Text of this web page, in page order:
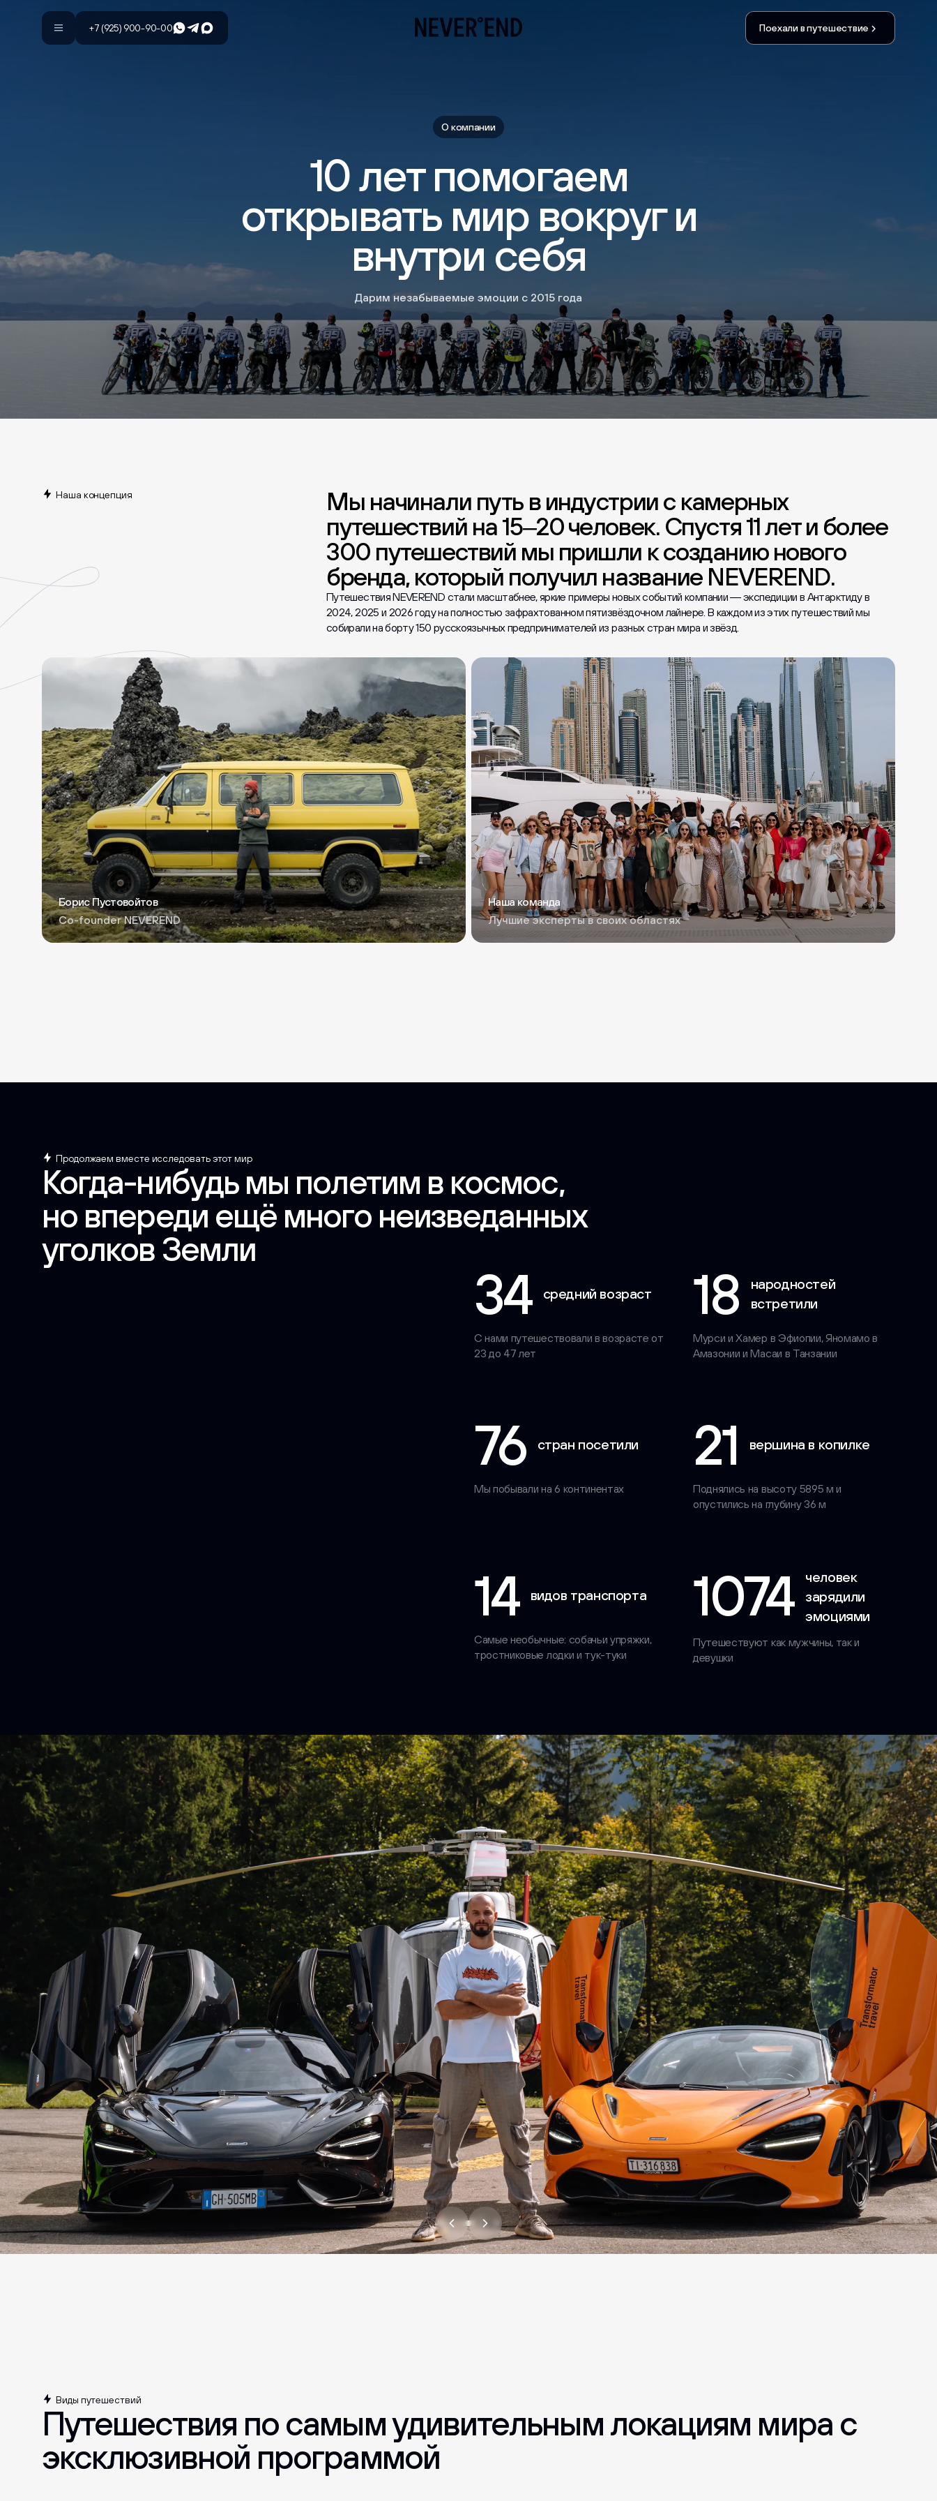
+7 (925) 900-90-00Whatsapp
Телеграм
Макс Поехали в путешествие
О компании
10 лет помогаем
открывать мир вокруг и
внутри себя
Дарим незабываемые эмоции с 2015 года
Наша концепция
Мы начинали путь в индустрии с камерных
путешествий на 15–20 человек. Спустя 11 лет и более
300 путешествий мы пришли к созданию нового
бренда, который получил название NEVEREND.
Путешествия NEVEREND стали масштабнее, яркие примеры новых событий компании — экспедиции в Антарктиду в
2024, 2025 и 2026 году на полностью зафрахтованном пятизвёздочном лайнере. В каждом из этих путешествий мы
собирали на борту 150 русскоязычных предпринимателей из разных стран мира и звёзд.
Борис Пустовойтов
Co-founder NEVEREND
Наша команда
Лучшие эксперты в своих областях
Продолжаем вместе исследовать этот мир
Когда-нибудь мы полетим в космос,
но впереди ещё много неизведанных
уголков Земли
34 средний возраст
С нами путешествовали в возрасте от
23 до 47 лет
18
народностей
встретили
Мурси и Хамер в Эфиопии, Яномамо в
Амазонии и Масаи в Танзании
76 стран посетили
Мы побывали на 6 континентах
21 вершина в копилке
Поднялись на высоту 5895 м и
опустились на глубину 36 м
14 видов транспорта
Самые необычные: собачьи упряжки,
тростниковые лодки и тук-туки
1074
человек
зарядили
эмоциями
Путешествуют как мужчины, так и
девушки
Лучший транспорт
Мы выбираем лучший транспорт из
возможного: будь то воздушный шар, вертолет
или новенькая Ferrari. В любой точке планеты у
нас качественная и надёжная техника.
Окружение
С нами путешествуют предприниматели, топ-
менеджмент и их близкое окружение. В таком
комьюнити легко развиваться, находить
друзей, партнёров и выстраивать нетворкинг.
Высокая кухня
Погружаем участников в национальную
гастрономию стран, в которых проходит
путешествие. Посещаем лучшие рестораны, а
также камерные семейные заведения, фермы и
плантации.
Безопасность
В любом путешествии путешествии
получаете бескомпромиссный
ощущение полной безопасности.
Виды путешествий
Путешествия по самым удивительным локациям мира с
эксклюзивной программой